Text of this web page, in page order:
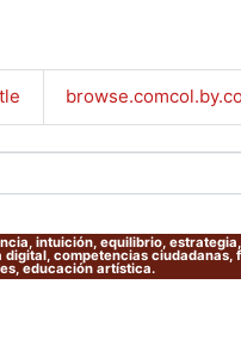
intuición, equilibrio,
competencias
educación artística.